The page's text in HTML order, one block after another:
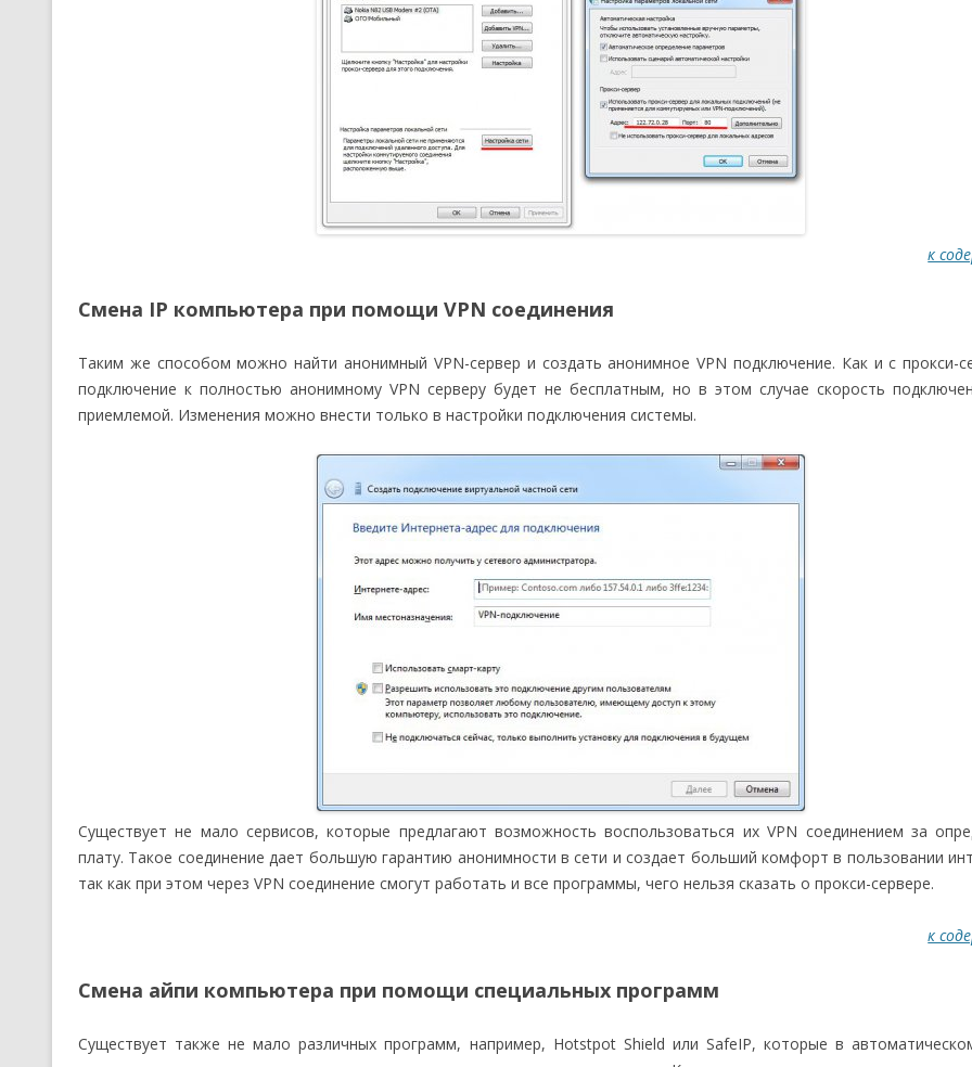
к
Смена IP компьютера при помощи VPN соединения
Таким же способом можно найти анонимный VPN-сервер и создать анонимное VPN подключение. Как и с прокси-
подключение к полностью анонимному VPN серверу будет не бесплатным, но в этом случае скорость
приемлемой. Изменения можно внести только в настройки подключения системы.
Существует не мало сервисов, которые предлагают возможность воспользоваться их VPN соединением за
плату. Такое соединение дает большую гарантию анонимности в сети и создает больший комфорт в пользовании
так как при этом через VPN соединение смогут работать и все программы, чего нельзя сказать о прокси-сервере.
к
Смена айпи компьютера при помощи специальных программ
Существует также не мало различных программ, например, Hotstpot Shield или SafeIP, которые в